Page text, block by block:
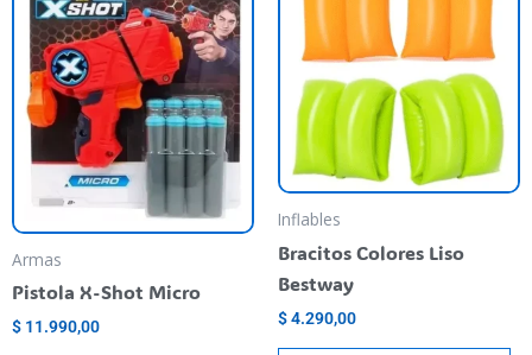
Armas
Pistola X-Shot Micro
$ 11.990,00
Inflables
Bracitos Colores Liso
Bestway
$4.290,00